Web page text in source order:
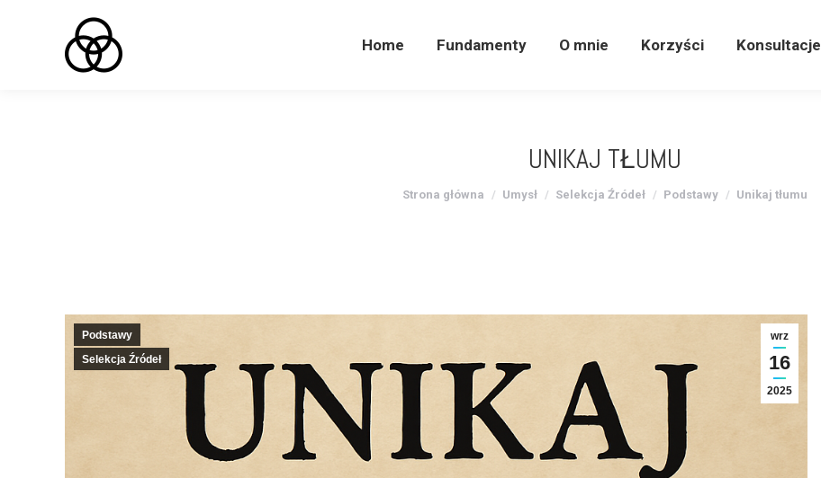
Home Fundamenty O mnie Korzyści Konsultacje
UNIKAJ TŁUMU
Jesteś tutaj:
Strona główna Umysł Selekcja Źródeł Podstawy Unikaj tłumu
wrz
16
2025
Podstawy
Selekcja Źródeł